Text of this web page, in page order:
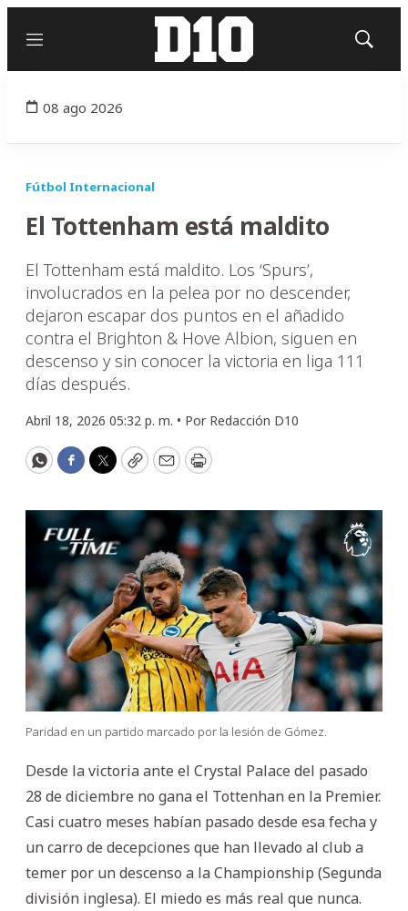
Menú
Mostrar
08 ago 2026
Fútbol Internacional
El Tottenham está maldito
El Tottenham está maldito. Los ‘Spurs’,
involucrados en la pelea por no descender,
dejaron escapar dos puntos en el añadido
contra el Brighton & Hove Albion, siguen en
descenso y sin conocer la victoria en liga 111
días después.
Abril 18, 2026 05:32 p. m. • Por Redacción D10
WhatsApp
Facebook
Twitter
CopyEmailPrint
Paridad en un partido marcado por la lesión de Gómez.
Desde la victoria ante el Crystal Palace del pasado
28 de diciembre no gana el Tottenhan en la Premier.
Casi cuatro meses habían pasado desde esa fecha y
un carro de decepciones que han llevado al club a
temer por un descenso a la Championship (Segunda
división inglesa). El miedo es más real que nunca.